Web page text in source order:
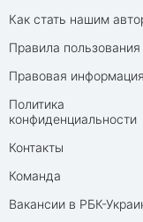
Как стать нашим
Правила пользования
Правовая информация
Политика
конфиденциальности
Контакты
Команда
Вакансии в РБК-